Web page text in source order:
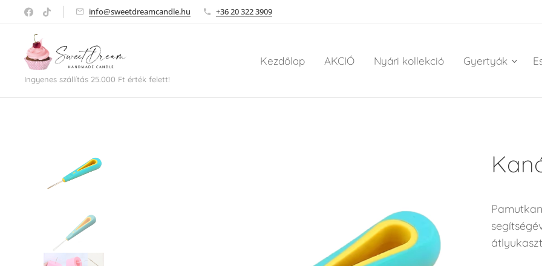
info@sweetdreamcandle.hu +36 20 322 3909
Ingyenes szállítás 25.000 Ft érték felett!
Kezdőlap AKCIÓ Nyári kollekció Gyertyák